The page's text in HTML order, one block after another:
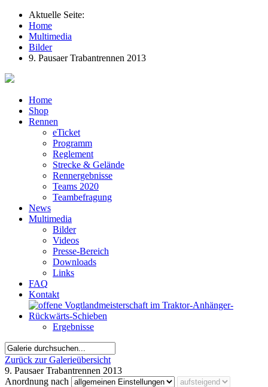
Aktuelle Seite:
Home
Multimedia
Bilder
9. Pausaer Trabantrennen 2013
Home
Shop
Rennen
eTicket
Programm
Reglement
Strecke & Gelände
Rennergebnisse
Teams 2020
Teambefragung
News
Multimedia
Bilder
Videos
Presse-Bereich
Downloads
Links
FAQ
Kontakt
Ergebnisse
Zurück zur Galerieübersicht
9. Pausaer Trabantrennen 2013
Anordnung nach